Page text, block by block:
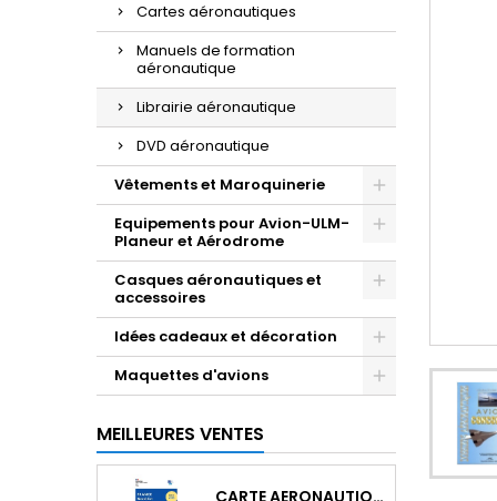
Cartes aéronautiques
Manuels de formation
aéronautique
Librairie aéronautique
DVD aéronautique
Vêtements et Maroquinerie
Equipements pour Avion-ULM-
Planeur et Aérodrome
Casques aéronautiques et
accessoires
Idées cadeaux et décoration
Maquettes d'avions
MEILLEURES VENTES
CARTE AERONAUTIQUE OACI SIA FRANCE NORD EST 2026 AU 1/500 000